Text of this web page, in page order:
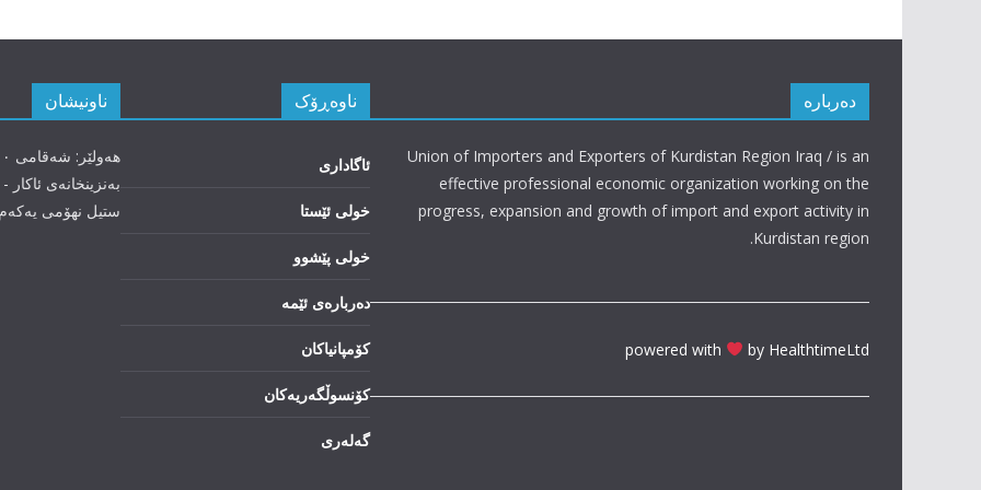
دەربارە
Union of Importers and Exporters of Kurdistan Region Iraq / is an
effective professional economic organization working on the
progress, expansion and growth of import and export activity in
Kurdistan region.
powered with by HealthtimeLtd
ناوەڕۆک
ئاگاداری
خولی ئێستا
خولی پێشوو
دەربارەی ئێمە
کۆمپانیاکان
کۆنسوڵگەریەکان
گەلەری
ناونیشان
بەنزینخانەی ئاکار
ستیل نهۆمی یەکەم